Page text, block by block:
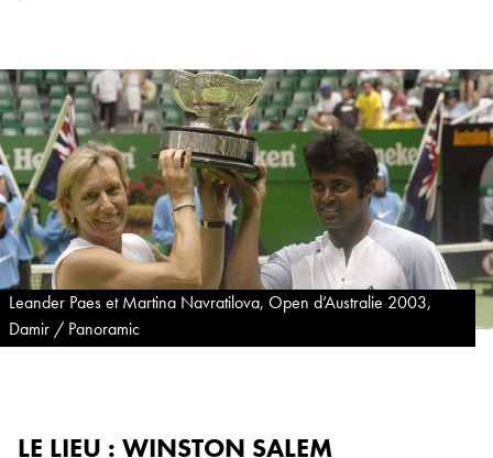
Leander Paes et Martina Navratilova, Open d’Australie 2003,
Damir / Panoramic
LE LIEU : WINSTON SALEM